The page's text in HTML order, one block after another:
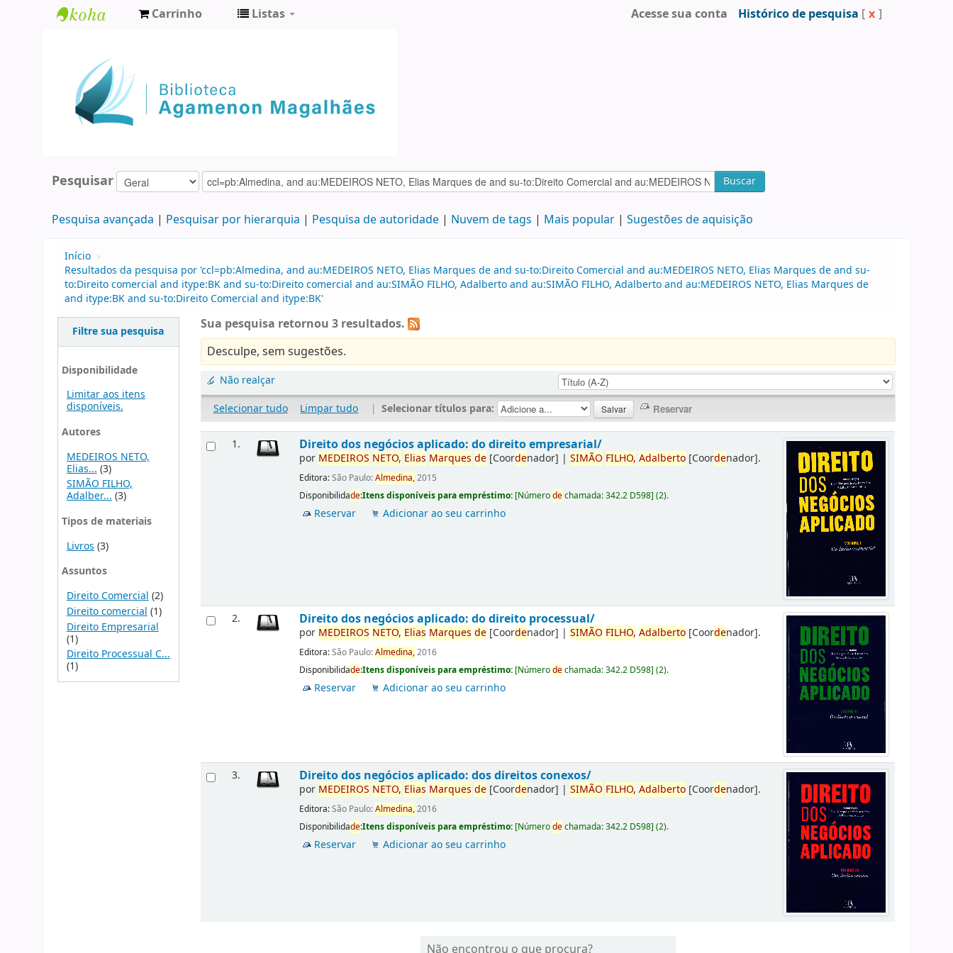
Agamenon
Magalhães
Carrinho Listas Acesse sua conta Histórico de pesquisa [ x ]
Pesquisar Buscar
Pesquisa avançada Pesquisar por hierarquia Pesquisa de autoridade Nuvem de tags Mais popular Sugestões de aquisição
Início ›
Resultados da pesquisa por 'ccl=pb:Almedina, and au:MEDEIROS NETO, Elias Marques de and su-to:Direito Comercial and au:MEDEIROS NETO, Elias Marques de and su-
to:Direito comercial and itype:BK and su-to:Direito comercial and au:SIMÃO FILHO, Adalberto and au:SIMÃO FILHO, Adalberto and au:MEDEIROS NETO, Elias Marques de
and itype:BK and su-to:Direito Comercial and itype:BK'
Filtre sua pesquisa
Disponibilidade
Limitar aos itens
disponíveis.
Autores
MEDEIROS NETO,
Elias... (3)
SIMÃO FILHO,
Adalber...(3)
Tipos de materiais
Livros (3)
Assuntos
Direito Comercial (2)
Direito comercial (1)
Direito Empresarial
(1)
Direito Processual C...
(1)
Sua pesquisa retornou 3 resultados.
Desculpe, sem sugestões.
Não realçar
Selecionar tudo
Limpar tudo | Selecionar títulos para:
1. Direito dos negócios aplicado: do direito empresarial/
por MEDEIROS NETO, Elias Marques de [Coordenador] |SIMÃO FILHO, Adalberto [Coordenador].
Editora:São Paulo:Almedina,2015
Disponibilidade:Itens disponíveis para empréstimo: [Númerodechamada:342.2 D598](2).
Reservar Adicionar ao seu carrinho
2. Direito dos negócios aplicado: do direito processual/
por MEDEIROS NETO, Elias Marques de [Coordenador] |SIMÃO FILHO, Adalberto [Coordenador].
Editora:São Paulo:Almedina,2016
Disponibilidade:Itens disponíveis para empréstimo: [Númerodechamada:342.2 D598](2).
Reservar Adicionar ao seu carrinho
3. Direito dos negócios aplicado: dos direitos conexos/
por MEDEIROS NETO, Elias Marques de [Coordenador] |SIMÃO FILHO, Adalberto [Coordenador].
Editora:São Paulo:Almedina,2016
Disponibilidade:Itens disponíveis para empréstimo: [Númerodechamada:342.2 D598](2).
Reservar Adicionar ao seu carrinho